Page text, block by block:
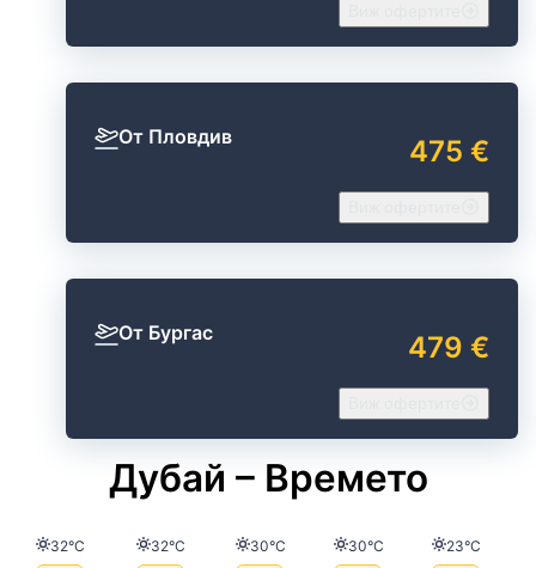
От Пловдив 475 €
От Бургас 479 €
Дубай – Времето
Температура
32°C Температура
32°C Температура
30°C Температура
30°C 23°C